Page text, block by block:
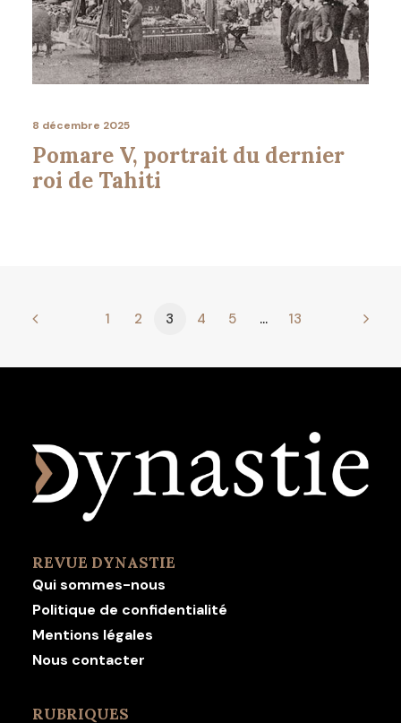
8 décembre 2025
Pomare V, portrait du dernier
roi de Tahiti
1 2 3 4 5 … 13
REVUE DYNASTIE
Qui sommes-nous
Politique de confidentialité
Mentions légales
Nous contacter
RUBRIQUES